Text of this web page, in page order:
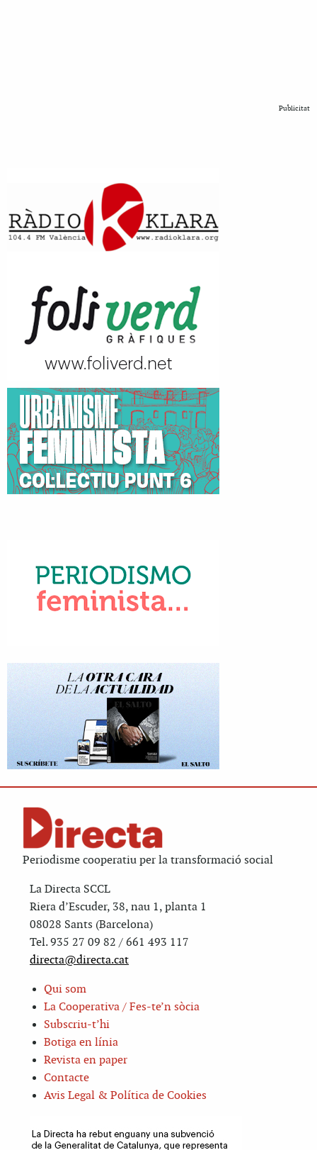
Publicitat
Periodisme cooperatiu per la transformació social
La Directa SCCL
Riera d’Escuder, 38, nau 1, planta 1
08028 Sants (Barcelona)
Tel. 935 27 09 82 / 661 493 117
directa@directa.cat
Qui som
La Cooperativa / Fes-te’n sòcia
Subscriu-t’hi
Botiga en línia
Revista en paper
Contacte
Avis Legal & Política de Cookies